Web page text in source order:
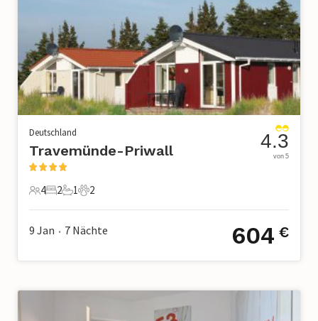
Deutschland
Travemünde-Priwall
4 Gäste
4
2 Schlafzimmer
2
1 Badezimmer
1
2 Haustiere
2
4.3
von 5
9 Jan • 7 Nächte 604 €